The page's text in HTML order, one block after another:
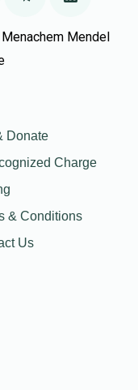
Mendel
Donate
Charge
& Conditions
Us